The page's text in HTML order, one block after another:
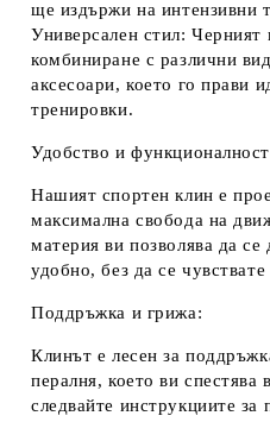
ще издържи на интензивни
Универсален стил: Черният
комбиниране с различни
аксесоари, което го прави
тренировки.
Удобство и
Нашият спортен клин е
максимална свобода на
материя ви позволява да
удобно, без да се
Поддръжка и грижа:
Клинът е лесен за
пералня, което ви
следвайте инструкциите за